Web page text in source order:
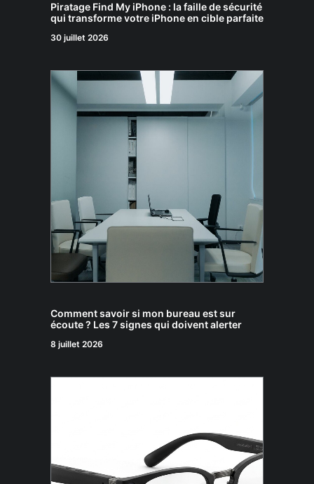
Piratage Find My iPhone : la faille de sécurité
qui transforme votre iPhone en cible parfaite
30 juillet 2026
Comment savoir si mon bureau est sur
écoute ? Les 7 signes qui doivent alerter
8 juillet 2026